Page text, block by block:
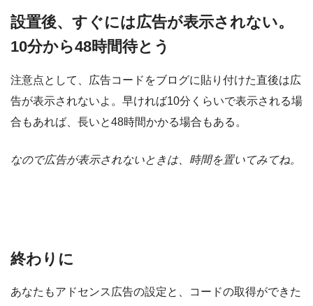
設置後、すぐには広告が表示されない。
10分から48時間待とう
注意点として、広告コードをブログに貼り付けた直後は広
告が表示されないよ。早ければ10分くらいで表示される場
合もあれば、長いと48時間かかる場合もある。
なので広告が表示されないときは、時間を置いてみてね。
終わりに
あなたもアドセンス広告の設定と、コードの取得ができた